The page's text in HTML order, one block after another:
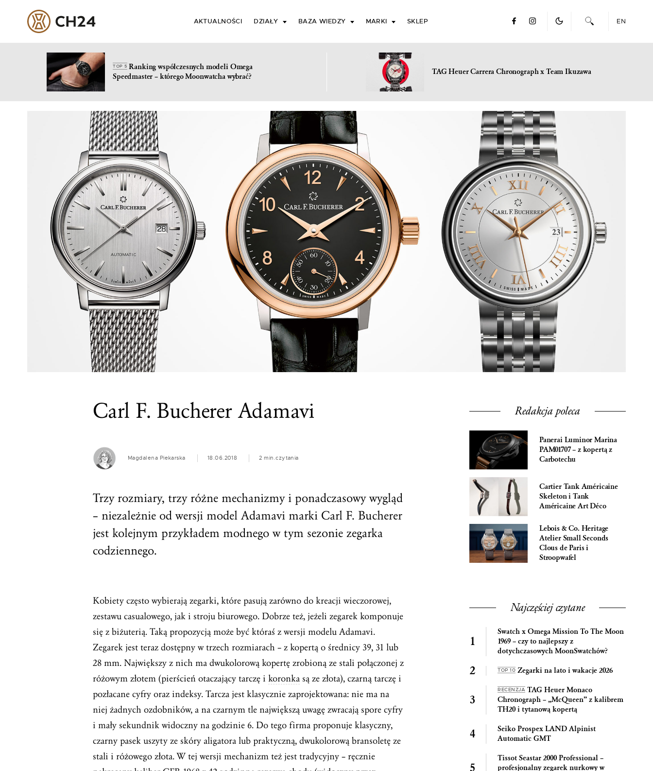
AKTUALNOŚCI DZIAŁY BAZA WIEDZY MARKI SKLEP EN
TOP 5Ranking współczesnych modeli Omega
Speedmaster – którego Moonwatcha wybrać?
TAG Heuer Carrera Chronograph x Team Ikuzawa
Carl F. Bucherer Adamavi
Magdalena Piekarska 18.06.2018 2 min.czytania
Trzy rozmiary, trzy różne mechanizmy i ponadczasowy wygląd
– niezależnie od wersji model Adamavi marki Carl F. Bucherer
jest kolejnym przykładem modnego w tym sezonie zegarka
codziennego.
Kobiety często wybierają zegarki, które pasują zarówno do kreacji wieczorowej,
zestawu casualowego, jak i stroju biurowego. Dobrze też, jeżeli zegarek komponuje
się z biżuterią. Taką propozycją może być któraś z wersji modelu Adamavi.
Zegarek jest teraz dostępny w trzech rozmiarach – z kopertą o średnicy 39, 31 lub
28 mm. Największy z nich ma dwukolorową kopertę zrobioną ze stali połączonej z
różowym złotem (pierścień otaczający tarczę i koronka są ze złota), czarną tarczę i
pozłacane cyfry oraz indeksy. Tarcza jest klasycznie zaprojektowana: nie ma na
niej żadnych ozdobników, a na czarnym tle największą uwagę zwracają spore cyfry
i mały sekundnik widoczny na godzinie 6. Do tego firma proponuje klasyczny,
czarny pasek uszyty ze skóry aligatora lub praktyczną, dwukolorową bransoletę ze
stali i różowego złota. W tej wersji mechanizm też jest tradycyjny – ręcznie
Redakcja poleca
Panerai Luminor Marina
PAM01707 – z kopertą z
Carbotechu
Cartier Tank Américaine
Skeleton i Tank
Américaine Art Déco
Lebois & Co. Heritage
Atelier Small Seconds
Clous de Paris i
Stroopwafel
Najczęściej czytane
Swatch x Omega Mission To The Moon
1969 – czy to najlepszy z
dotychczasowych MoonSwatchów?
TOP 10 Zegarki na lato i wakacje 2026
RECENZJA TAG Heuer Monaco
Chronograph – „McQueen” z kalibrem
TH20 i tytanową kopertą
Seiko Prospex LAND Alpinist
Automatic GMT
Tissot Seastar 2000 Professional –
profesjonalny zegarek nurkowy w